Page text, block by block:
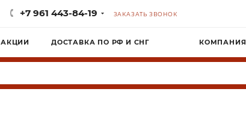
+7 961 443-84-19 ЗАКАЗАТЬ ЗВОНОК
АКЦИИ ДОСТАВКА ПО РФ И СНГ КОМПАНИЯ